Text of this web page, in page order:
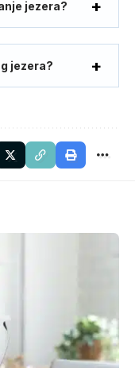
jezera?
jezera?